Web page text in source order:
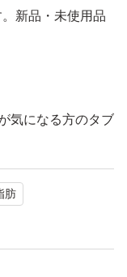
新品・未使用品
気になる方のタブ
肪